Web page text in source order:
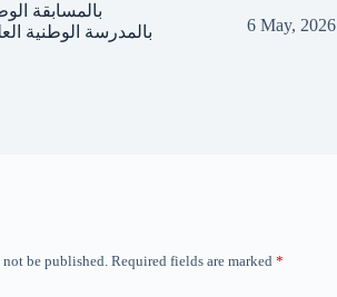
بالمسابقة
بالمدرسة الوطنية
6 May, 2026
be published. Required fields are marked *